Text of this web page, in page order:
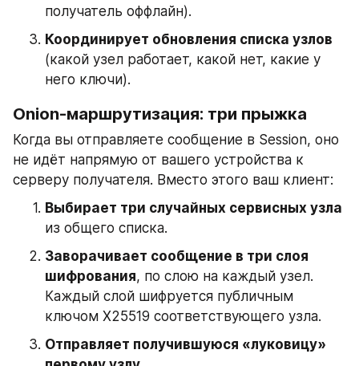
получатель оффлайн).
Координирует обновления списка узлов
(какой узел работает, какой нет, какие у
него ключи).
Onion-маршрутизация: три прыжка
Когда вы отправляете сообщение в Session, оно
не идёт напрямую от вашего устройства к
серверу получателя. Вместо этого ваш клиент:
Выбирает три случайных сервисных узла
из общего списка.
Заворачивает сообщение в три слоя
шифрования, по слою на каждый узел.
Каждый слой шифруется публичным
ключом X25519 соответствующего узла.
Отправляет получившуюся «луковицу»